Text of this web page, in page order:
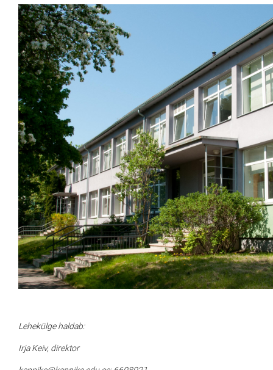
Lehekülge haldab:
Irja Keiv, direktor